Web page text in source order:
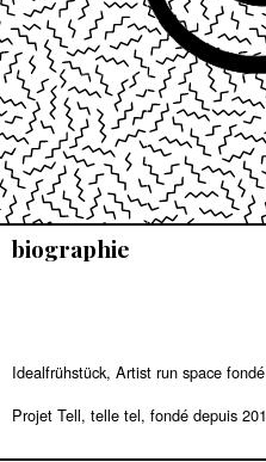
biographie
Idealfrühstück, Artist run space
Projet Tell, telle tel, fondé depuis